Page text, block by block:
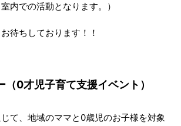
内での活動となります。）
待ちしております！！
（0才児子育て支援イベント）
て、地域のママと0歳児のお子様を対象